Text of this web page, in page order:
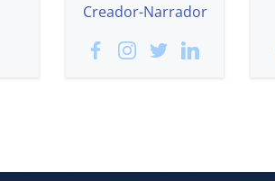
Creador-Narrador